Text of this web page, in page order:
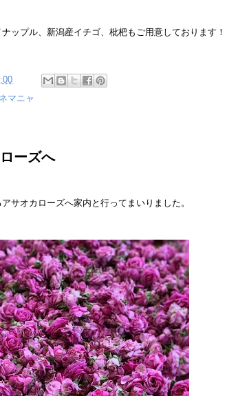
ップル、新潟産イチゴ、枇杷もご用意しております！
マニャ
ーズへ
サオカローズへ家内と行ってまいりました。